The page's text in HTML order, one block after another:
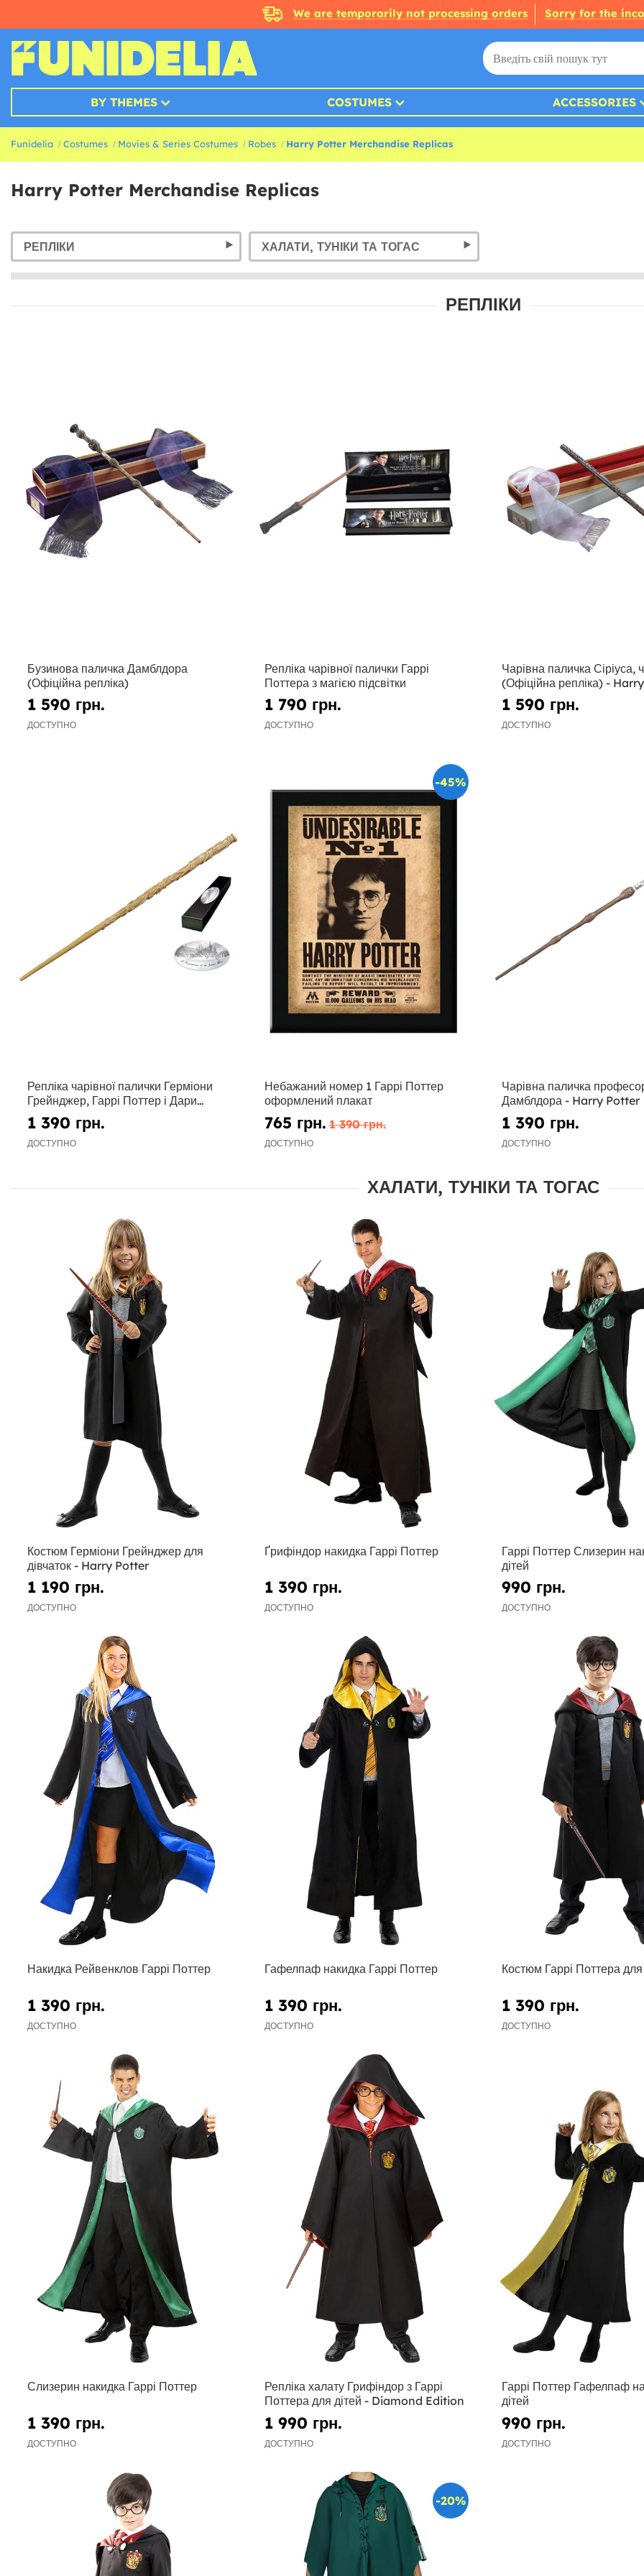
We are temporarily not processing orders Sorry for the
BY THEMES COSTUMES ACCESSORIES
Funidelia Costumes Movies & Series Costumes Robes Harry Potter Merchandise Replicas
Harry Potter Merchandise Replicas
РЕПЛІКИ ХАЛАТИ, ТУНІКИ ТА ТОГАС
РЕПЛІКИ
Бузинова паличка Дамблдора
(Офіційна репліка)
1 590 грн.
ДОСТУПНО
Репліка чарівної палички Гаррі
Поттера з магією підсвітки
1 790 грн.
ДОСТУПНО
Чарівна паличка Сіріуса,
(Офіційна репліка) -
1 590 грн.
ДОСТУПНО
Репліка чарівної палички Герміони
Грейнджер, Гаррі Поттер і Дари
см.ерті
1 390 грн.
ДОСТУПНО
-45%
Небажаний номер 1 Гаррі Поттер
оформлений плакат
765 грн. 1 390 грн.
ДОСТУПНО
Чарівна паличка
Дамблдора - Harry Potter
1 390 грн.
ДОСТУПНО
ХАЛАТИ, ТУНІКИ ТА ТОГАС
Костюм Герміони Грейнджер для
дівчаток - Harry Potter
1 190 грн.
ДОСТУПНО
Ґрифіндор накидка Гаррі Поттер
1 390 грн.
ДОСТУПНО
Гаррі Поттер Слизерин
дітей
990 грн.
ДОСТУПНО
Накидка Рейвенклов Гаррі Поттер
1 390 грн.
ДОСТУПНО
Гафелпаф накидка Гаррі Поттер
1 390 грн.
ДОСТУПНО
Костюм Гаррі Поттера для
1 390 грн.
ДОСТУПНО
Слизерин накидка Гаррі Поттер
1 390 грн.
ДОСТУПНО
Репліка халату Грифіндор з Гаррі
Поттера для дітей - Diamond Edition
1 990 грн.
ДОСТУПНО
Гаррі Поттер Гафелпаф
дітей
990 грн.
ДОСТУПНО
-20%